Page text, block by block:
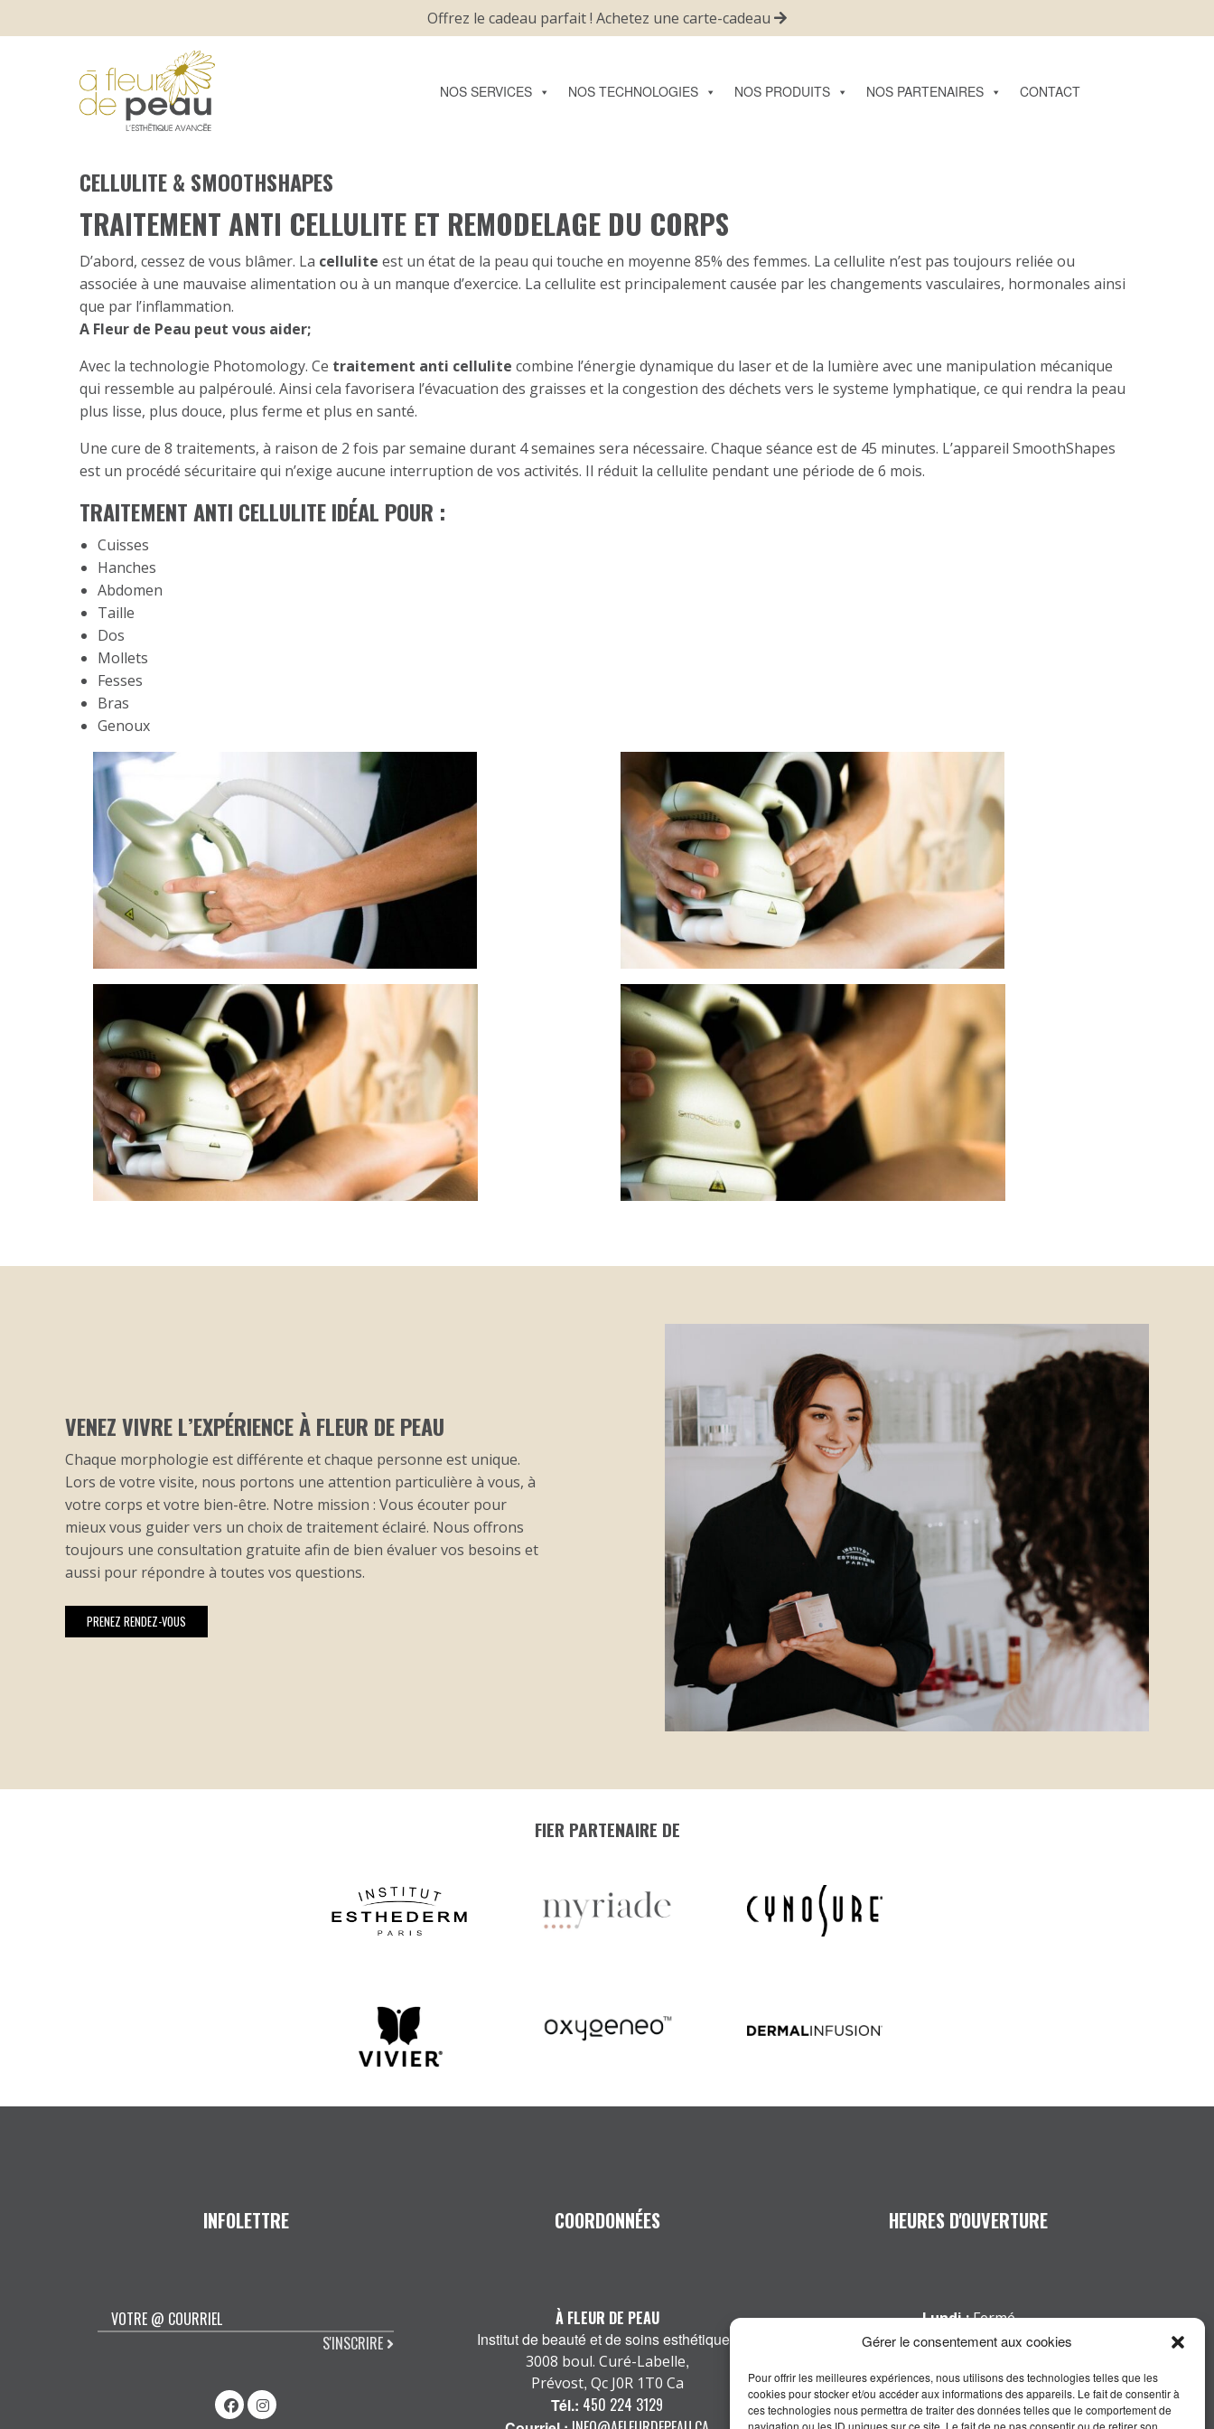
Gérer le consentement aux cookies
Pour offrir les meilleures expériences, nous utilisons des technologies telles que les
cookies pour stocker et/ou accéder aux informations des appareils. Le fait de consentir à
ces technologies nous permettra de traiter des données telles que le comportement de
navigation ou les ID uniques sur ce site. Le fait de ne pas consentir ou de retirer son
Offrez le cadeau parfait ! Achetez une carte-cadeau
NOS SERVICES NOS TECHNOLOGIES NOS PRODUITS NOS PARTENAIRES CONTACT
CELLULITE & SMOOTHSHAPES
TRAITEMENT ANTI CELLULITE ET REMODELAGE DU CORPS
D’abord, cessez de vous blâmer. La cellulite est un état de la peau qui touche en moyenne 85% des femmes. La cellulite n’est pas toujours reliée ou
associée à une mauvaise alimentation ou à un manque d’exercice. La cellulite est principalement causée par les changements vasculaires, hormonales ainsi
que par l’inflammation.
A Fleur de Peau peut vous aider;
Avec la technologie Photomology. Ce traitement anti cellulite combine l’énergie dynamique du laser et de la lumière avec une manipulation mécanique
qui ressemble au palpéroulé. Ainsi cela favorisera l’évacuation des graisses et la congestion des déchets vers le systeme lymphatique, ce qui rendra la peau
plus lisse, plus douce, plus ferme et plus en santé.
Une cure de 8 traitements, à raison de 2 fois par semaine durant 4 semaines sera nécessaire. Chaque séance est de 45 minutes. L’appareil SmoothShapes
est un procédé sécuritaire qui n’exige aucune interruption de vos activités. Il réduit la cellulite pendant une période de 6 mois.
TRAITEMENT ANTI CELLULITE IDÉAL POUR :
Cuisses
Hanches
Abdomen
Taille
Dos
Mollets
Fesses
Bras
Genoux
VENEZ VIVRE L’EXPÉRIENCE À FLEUR DE PEAU
Chaque morphologie est différente et chaque personne est unique.
Lors de votre visite, nous portons une attention particulière à vous, à
votre corps et votre bien-être. Notre mission : Vous écouter pour
mieux vous guider vers un choix de traitement éclairé. Nous offrons
toujours une consultation gratuite afin de bien évaluer vos besoins et
aussi pour répondre à toutes vos questions.
PRENEZ RENDEZ-VOUS
FIER PARTENAIRE DE
INFOLETTRE
S'INSCRIRE
COORDONNÉES
À FLEUR DE PEAU
Institut de beauté et de soins esthétiques
3008 boul. Curé-Labelle,
Prévost, Qc J0R 1T0 Ca
Tél.: 450 224 3129
HEURES D'OUVERTURE
Lundi :Fermé
Mardi :9h à 19h
Jeudi :9h à 19h
Vendredi :9h à 17h